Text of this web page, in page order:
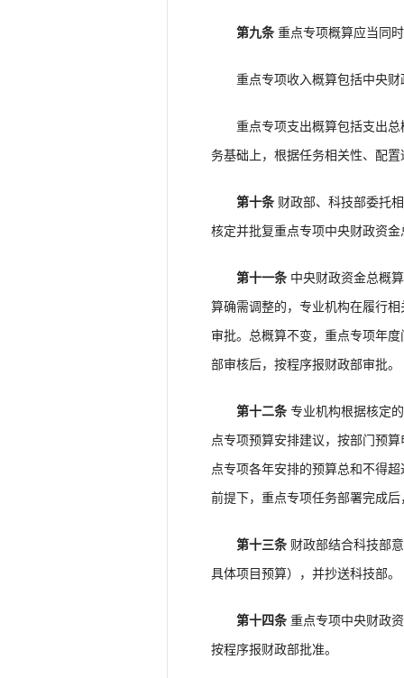
第九条重点专项概算应当同
重点专项收入概算包括中央财
重点专项支出概算包括支出总
务基础上，根据任务相关性、配
第十条财政部、科技部委托
核定并批复重点专项中央财政资
第十一条中央财政资金总概
算确需调整的，专业机构在履行
审批。总概算不变，重点专项年
部审核后，按程序报财政部审批。
第十二条专业机构根据核定
点专项预算安排建议，按部门预
点专项各年安排的预算总和不得
前提下，重点专项任务部署完成
第十三条财政部结合科技部
具体项目预算），并抄送科技部。
第十四条重点专项中央财政
按程序报财政部批准。